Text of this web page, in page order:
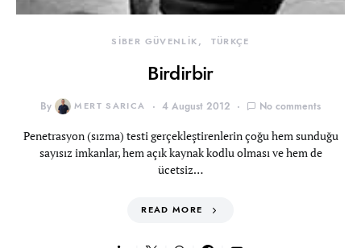
SİBER GÜVENLİK TÜRKÇE
Birdirbir
By MERT SARICA 4 August 2012 No comments
Penetrasyon (sızma) testi gerçekleştirenlerin çoğu hem sunduğu
sayısız imkanlar, hem açık kaynak kodlu olması ve hem de
ücetsiz…
READ MORE